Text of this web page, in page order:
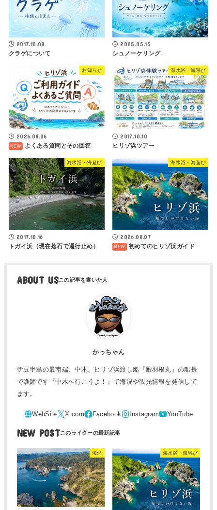
2017.10.08
クラゲについて
2025.05.15
シュノーケリング
お知らせ
2026.08.06
よくある質問とその回答
海水浴・海遊び
2017.10.10
ヒリゾ浜ツアー
海水浴・海遊び
2017.10.16
トガイ浜（現在落石で通行止め）
海水浴・海遊び
2026.08.07
初めてのヒリゾ浜ガイド
ABOUT US
かっちゃん
伊豆半島の最南端、中木、ヒリゾ浜渡し船『殿羽根丸』の船長
で漁師です『中木へ行こうよ！』で海況や観光情報を発信して
ます。
NEW POST
海況 海水浴・海遊び